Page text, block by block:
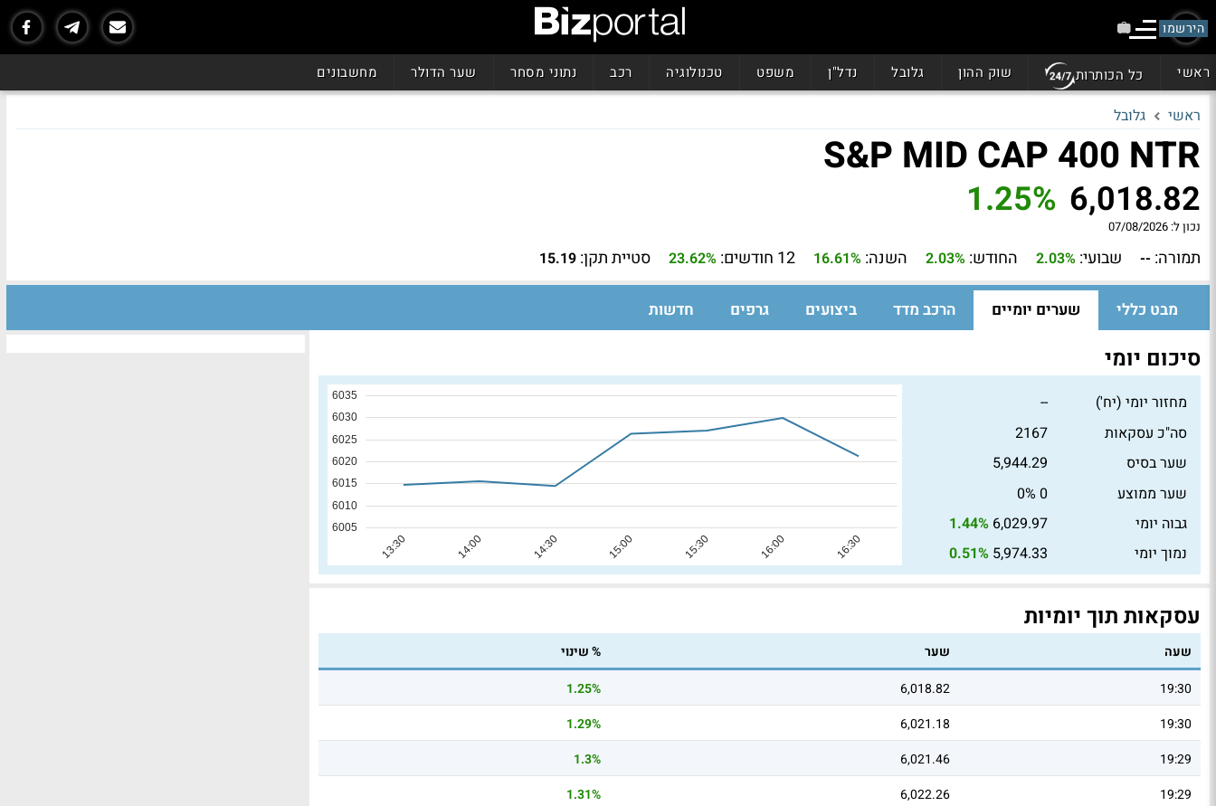
הירשמו
ראשי כל הכותרות שוק ההון גלובל נדל"ן משפט טכנולוגיה רכב נתוני מסחר שער הדולר מחשבונים
ראשי גלובל
S&P MID CAP 400 NTR
6,018.82
1.25%
נכון ל: 07/08/2026
תמורה: -- שבועי: 2.03% החודש: 2.03% השנה: 16.61% 12 חודשים: 23.62% סטיית תקן: 15.19
מבט כללי שערים יומיים הרכב מדד ביצועים גרפים חדשות
סיכום יומי
מחזור יומי (יח')
--
סה"כ עסקאות
2167
שער בסיס
5,944.29
שער ממוצע
0
0%
גבוה יומי
6,029.97
1.44%
נמוך יומי
5,974.33
0.51%
עסקאות תוך יומיות
שעה שער
% שינוי
19:30
6,018.82
1.25%
19:30
6,021.18
1.29%
19:29
6,021.46
1.3%
19:29
6,022.26
1.31%